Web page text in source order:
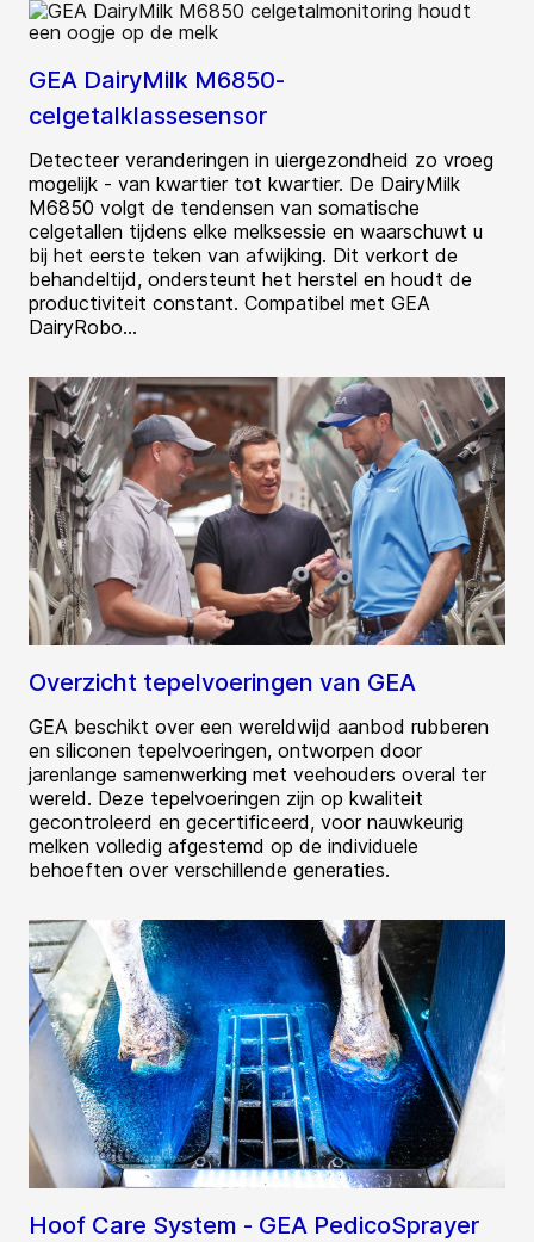
GEA DairyMilk M6850-
celgetalklassesensor
Detecteer veranderingen in uiergezondheid zo vroeg
mogelijk - van kwartier tot kwartier. De DairyMilk
M6850 volgt de tendensen van somatische
celgetallen tijdens elke melksessie en waarschuwt u
bij het eerste teken van afwijking. Dit verkort de
behandeltijd, ondersteunt het herstel en houdt de
productiviteit constant. Compatibel met GEA
DairyRobo...
Overzicht tepelvoeringen van GEA
GEA beschikt over een wereldwijd aanbod rubberen
en siliconen tepelvoeringen, ontworpen door
jarenlange samenwerking met veehouders overal ter
wereld. Deze tepelvoeringen zijn op kwaliteit
gecontroleerd en gecertificeerd, voor nauwkeurig
melken volledig afgestemd op de individuele
behoeften over verschillende generaties.
Hoof Care System - GEA PedicoSprayer